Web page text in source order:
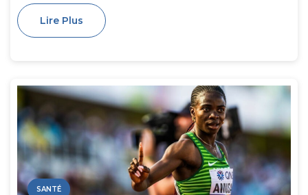
Lire Plus
SANTÉ